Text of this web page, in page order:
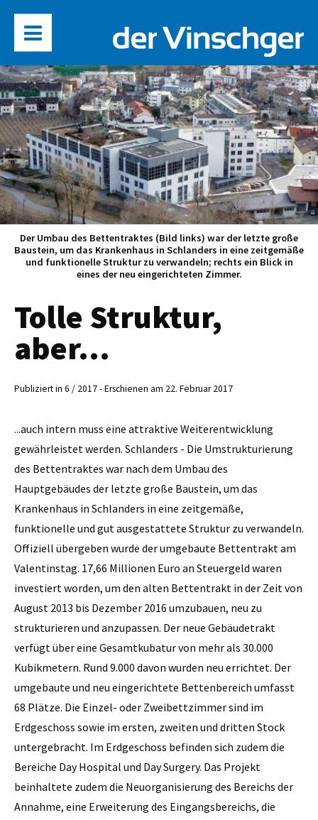
Der Umbau des Bettentraktes (Bild links) war der letzte große
Baustein, um das Krankenhaus in Schlanders in eine zeitgemäße
und funktionelle Struktur zu verwandeln; rechts ein Blick in
eines der neu eingerichteten Zimmer.
Tolle Struktur,
aber...
Publiziert in 6 / 2017 - Erschienen am 22. Februar 2017
...auch intern muss eine attraktive Weiterentwicklung
gewährleistet werden. Schlanders - Die Umstrukturierung
des Bettentraktes war nach dem Umbau des
Hauptgebäudes der letzte große Baustein, um das
Krankenhaus in Schlanders in eine zeitgemäße,
funktionelle und gut ausgestattete Struktur zu verwandeln.
Offiziell übergeben wurde der umgebaute ­Bettentrakt am
Valentinstag. 17,66 Millionen Euro an Steuergeld waren
investiert worden, um den alten Bettentrakt in der Zeit von
August 2013 bis Dezember 2016 umzubauen, neu zu
strukturieren und anzupassen. Der neue Gebäudetrakt
verfügt über eine Gesamtkubatur von mehr als 30.000
Kubikmetern. Rund 9.000 davon wurden neu errichtet. Der
umgebaute und neu eingerichtete Bettenbereich umfasst
68 Plätze. Die Einzel- oder Zweibettzimmer sind im
Erdgeschoss sowie im ersten, zweiten und dritten Stock
untergebracht. Im Erdgeschoss befinden sich zudem die
Bereiche Day Hospital und Day Surgery. Das Projekt
beinhaltete zudem die Neuorganisierung des Bereichs der
Annahme, eine Erweiterung des Eingangsbereichs, die